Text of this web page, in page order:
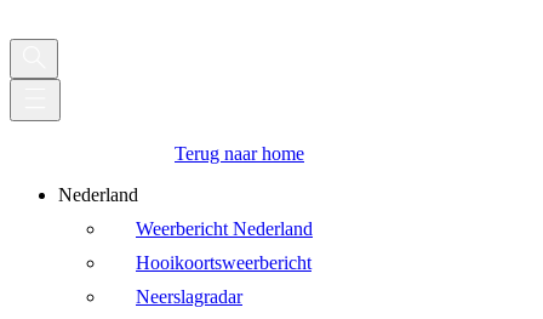
Terug naar home
Nederland
Weerbericht Nederland
Hooikoortsweerbericht
Neerslagradar